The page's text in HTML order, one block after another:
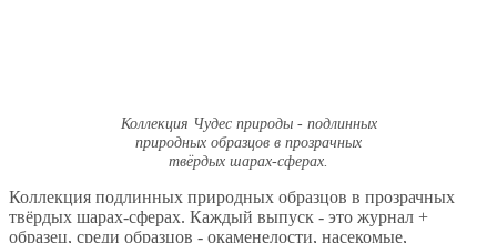
Коллекция Чудес природы - подлинных
природных образцов в прозрачных
твёрдых шарах-сферах.
Коллекция подлинных природных образцов в прозрачных
твёрдых шарах-сферах. Каждый выпуск - это журнал +
образец, среди образцов - окаменелости, насекомые,